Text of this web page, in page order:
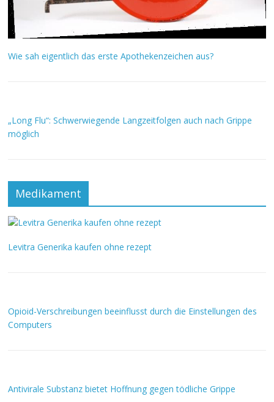
Wie sah eigentlich das erste Apothekenzeichen aus?
„Long Flu“: Schwerwiegende Langzeitfolgen auch nach Grippe
möglich
Medikament
Levitra Generika kaufen ohne rezept
Opioid-Verschreibungen beeinflusst durch die Einstellungen des
Computers
Antivirale Substanz bietet Hoffnung gegen tödliche Grippe